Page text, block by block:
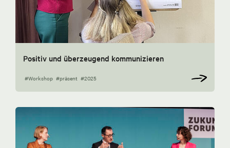
Positiv und überzeugend kommunizieren
#Workshop #präsent #2025